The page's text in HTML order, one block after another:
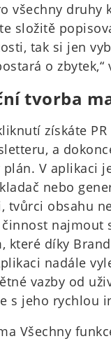
všechny druhy
složitě
tak si jen
o zbytek,“
tvorba
získáte
a
V aplikaci
nebo
tvůrci obsahu
činnost najmout
které díky
nadále
vazby od
s jeho rychlou
Všechny